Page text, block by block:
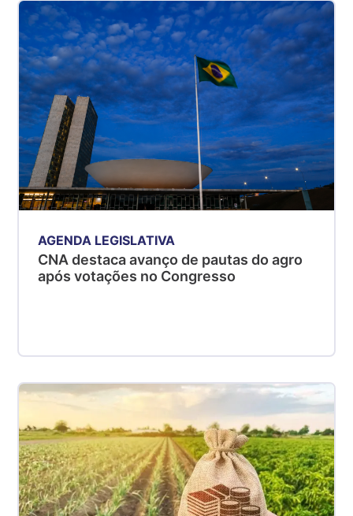
AGENDA LEGISLATIVA
CNA destaca avanço de pautas do agro
após votações no Congresso